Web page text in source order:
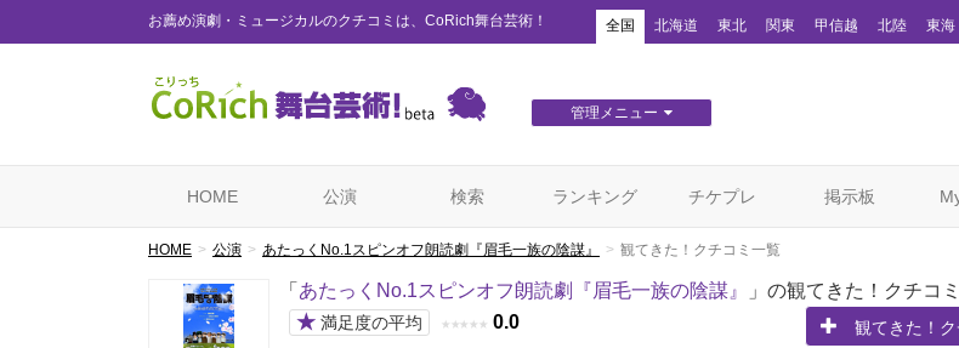
お薦め演劇・ミュージカルのクチコミは、CoRich舞台芸術！ 全国 北海道 東北 関東 甲信越 北陸 東海
管理メニュー
HOME 公演 検索 ランキング チケプレ 掲示板
HOME 公演 あたっくNo.1スピンオフ朗読劇『眉毛一族の陰謀』 観てきた！クチコミ一覧
「 あたっくNo.1スピンオフ朗読劇『眉毛一族の陰謀』
」の観てきた！クチコ
★ 満足度の平均 ★ ★ ★ ★ ★ 0.0 観てきた！ク